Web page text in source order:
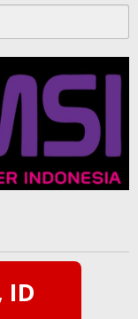
ID